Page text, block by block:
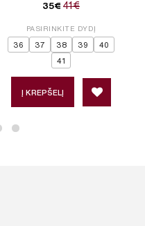
35€ 41€
PASIRINKITE DYDĮ
36 37 38 39 40
41
Į KREPŠELĮ